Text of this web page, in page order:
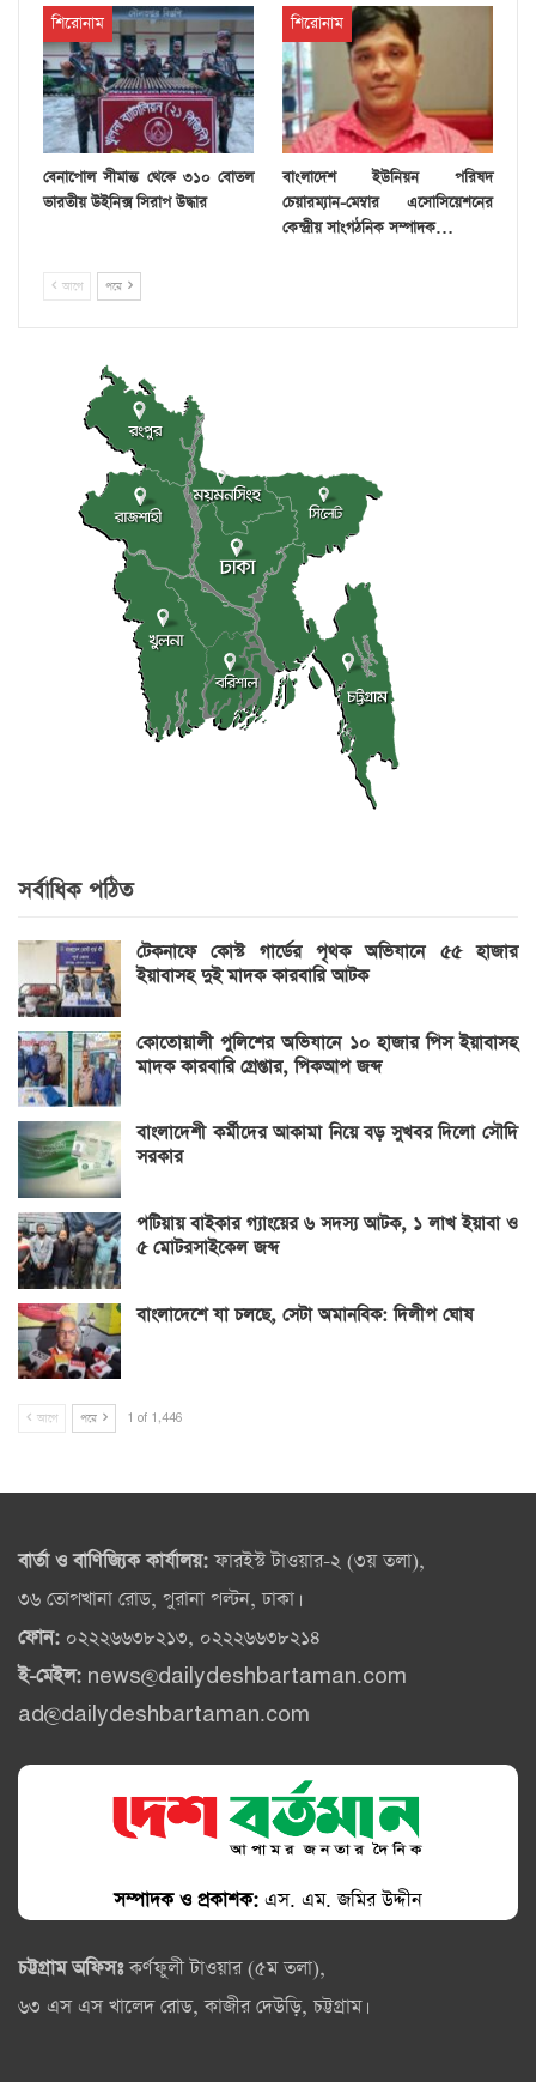
শিরোনাম
বেনাপোল সীমান্ত থেকে ৩১০ বোতল
ভারতীয় উইনিক্স সিরাপ উদ্ধার
শিরোনাম
বাংলাদেশ ইউনিয়ন পরিষদ
চেয়ারম্যান-মেম্বার এসোসিয়েশনের
কেন্দ্রীয় সাংগঠনিক সম্পাদক…
আগে পরে
সর্বাধিক পঠিত
টেকনাফে কোস্ট গার্ডের পৃথক অভিযানে ৫৫ হাজার
ইয়াবাসহ দুই মাদক কারবারি আটক
কোতোয়ালী পুলিশের অভিযানে ১০ হাজার পিস ইয়াবাসহ
মাদক কারবারি গ্রেপ্তার, পিকআপ জব্দ
বাংলাদেশী কর্মীদের আকামা নিয়ে বড় সুখবর দিলো সৌদি
সরকার
পটিয়ায় বাইকার গ্যাংয়ের ৬ সদস্য আটক, ১ লাখ ইয়াবা ও
৫ মোটরসাইকেল জব্দ
বাংলাদেশে যা চলছে, সেটা অমানবিক: দিলীপ ঘোষ
আগে পরে 1 of 1,446
বার্তা ও বাণিজ্যিক কার্যালয়:ফারইস্ট টাওয়ার-২ (৩য় তলা),
৩৬ তোপখানা রোড, পুরানা পল্টন, ঢাকা।
ফোন: ০২২২৬৬৩৮২১৩, ০২২২৬৬৩৮২১৪
ই-মেইল: news@dailydeshbartaman.com
ad@dailydeshbartaman.com
সম্পাদক ও প্রকাশক: এস. এম. জমির উদ্দীন
চট্টগ্রাম অফিসঃকর্ণফুলী টাওয়ার (৫ম তলা),
৬৩ এস এস খালেদ রোড, কাজীর দেউড়ি, চট্টগ্রাম।